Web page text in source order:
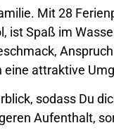
Mit 28
ist Spaß im
eine attraktive
sodass Du
Aufenthalt,